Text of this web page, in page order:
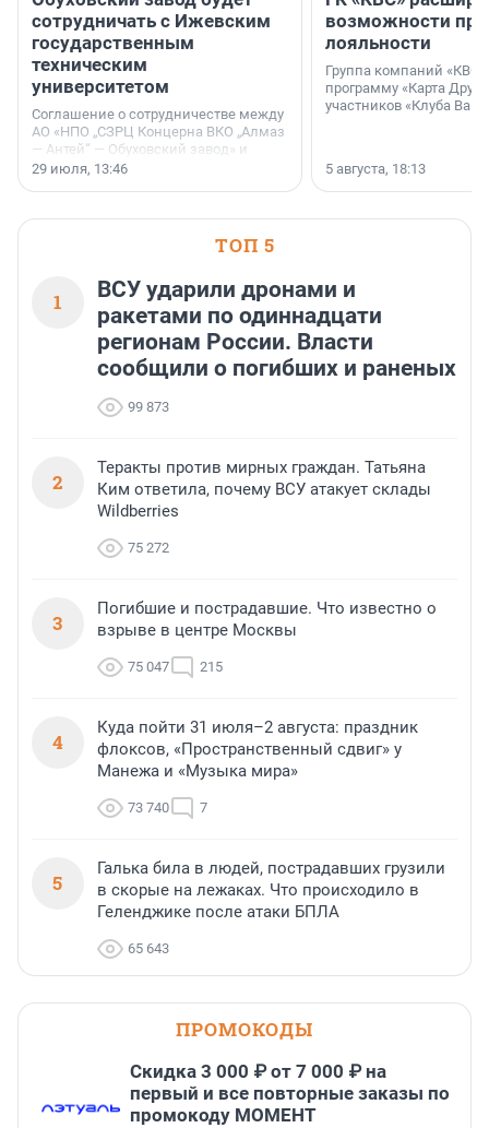
сотрудничать с Ижевским
государственным
техническим
университетом
Соглашение о сотрудничестве между
АО «НПО „СЗРЦ Концерна ВКО „Алмаз
— Антей“ — Обуховский завод» и
ФГБОУ ВО «Ижевский
Калашникова» (ИжГТУ) было
подписано 17 июля 2026 года в
Ситуационном центре Правительства
29 июля, 13:46
возможности
лояльности
Группа компаний
программу «Карта
участников «Клуба
5 августа, 18:13
ТОП 5
1
ВСУ ударили дронами и
ракетами по одиннадцати
регионам России. Власти
сообщили о погибших и раненых
99 873
2
Теракты против мирных граждан. Татьяна
Ким ответила, почему ВСУ атакует склады
Wildberries
75 272
3
Погибшие и пострадавшие. Что известно о
взрыве в центре Москвы
75 047 215
4
Куда пойти 31 июля–2 августа: праздник
флоксов, «Пространственный сдвиг» у
Манежа и «Музыка мира»
73 740 7
5
Галька била в людей, пострадавших грузили
в скорые на лежаках. Что происходило в
Геленджике после атаки БПЛА
65 643
ПРОМОКОДЫ
Скидка 3 000 ₽ от 7 000 ₽ на
первый и все повторные заказы по
промокоду МОМЕНТ